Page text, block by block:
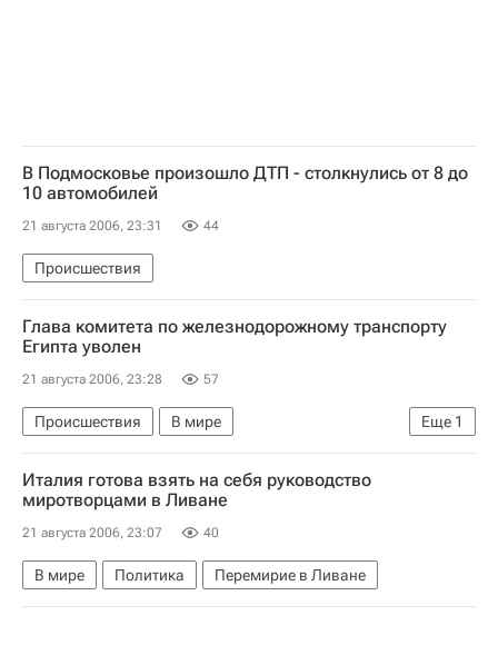
В Подмосковье произошло ДТП - столкнулись от 8 до
10 автомобилей
21 августа 2006, 23:31 44
Происшествия
Глава комитета по железнодорожному транспорту
Египта уволен
21 августа 2006, 23:28 57
Еще 1
Происшествия
В мире
Столкновение пассажирских поездов в Египте
Италия готова взять на себя руководство
миротворцами в Ливане
21 августа 2006, 23:07 40
В мире Политика Перемирие в Ливане